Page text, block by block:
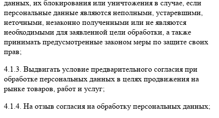
данных, их блокирования или уничтожения в случае, если
персональные данные являются неполными, устаревшими,
неточными, незаконно полученными или не являются
необходимыми для заявленной цели обработки, а также
принимать предусмотренные законом меры по защите своих
прав;
4.1.3. Выдвигать условие предварительного согласия при
обработке персональных данных в целях продвижения на
рынке товаров, работ и услуг;
4.1.4. На отзыв согласия на обработку персональных данных;